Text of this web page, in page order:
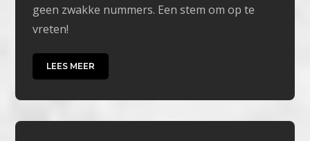
geen zwakke nummers. Een stem om op te
vreten!
LEES MEER